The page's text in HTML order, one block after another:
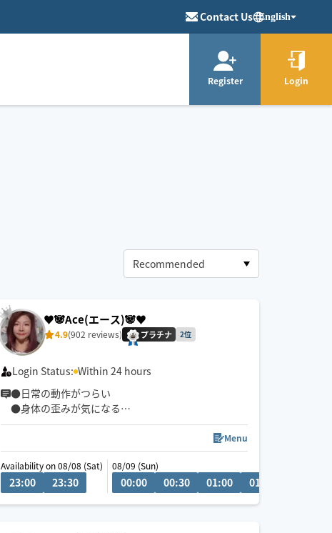
Contact Us English
Register Login
♥️🐼Ace(エース)🐼♥️
4.9(902 reviews) プラチナ 2位
Login Status: Within 24 hours
●日常の動作がつらい
●身体の歪みが気になる
●趣味や仕事のパフォーマンスを良くしたい
どんなお悩みにも真摯に向き合い身体の痛みや不
調、お客様の気になる所をその場しのぎではなく"根
本"から対応させて頂きます
Menu
Availability on 08/08 (Sat)
23:00 23:30
08/09 (Sun)
00:00 00:30 01:00 01:30